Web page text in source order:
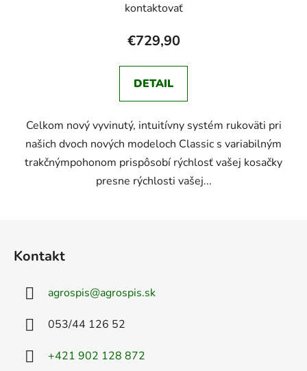
kontaktovať
€729,90
DETAIL
Celkom nový vyvinutý, intuitívny systém rukoväti pri
našich dvoch nových modeloch Classic s variabilným
trakčnýmpohonom prispôsobí rýchlosť vašej kosačky
presne rýchlosti vašej...
Kontakt
agrospis@agrospis.sk
053/44 126 52
+421 902 128 872